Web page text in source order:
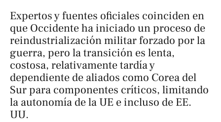
Expertos y fuentes oficiales coinciden en
que Occidente ha iniciado un proceso de
reindustrialización militar forzado por la
guerra, pero la transición es lenta,
costosa, relativamente tardía y
dependiente de aliados como Corea del
Sur para componentes críticos, limitando
la autonomía de la UE e incluso de EE.
UU.